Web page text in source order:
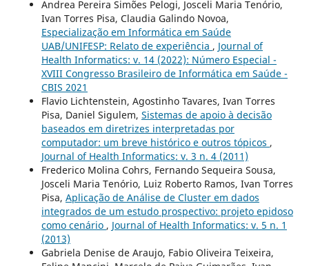
Andrea Pereira Simões Pelogi, Josceli Maria Tenório,
Ivan Torres Pisa, Claudia Galindo Novoa,
Especialização em Informática em Saúde
UAB/UNIFESP: Relato de experiência , Journal of
Health Informatics: v. 14 (2022): Número Especial -
XVIII Congresso Brasileiro de Informática em Saúde -
CBIS 2021
Flavio Lichtenstein, Agostinho Tavares, Ivan Torres
Pisa, Daniel Sigulem, Sistemas de apoio à decisão
baseados em diretrizes interpretadas por
computador: um breve histórico e outros tópicos ,
Journal of Health Informatics: v. 3 n. 4 (2011)
Frederico Molina Cohrs, Fernando Sequeira Sousa,
Josceli Maria Tenório, Luiz Roberto Ramos, Ivan Torres
Pisa, Aplicação de Análise de Cluster em dados
integrados de um estudo prospectivo: projeto epidoso
como cenário , Journal of Health Informatics: v. 5 n. 1
(2013)
Gabriela Denise de Araujo, Fabio Oliveira Teixeira,